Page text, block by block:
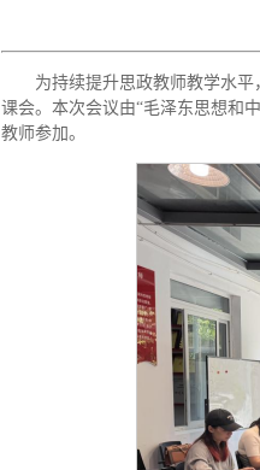
为持续提升思政教师教学水
课会。本次会议由“毛泽东思想和
教师参加。